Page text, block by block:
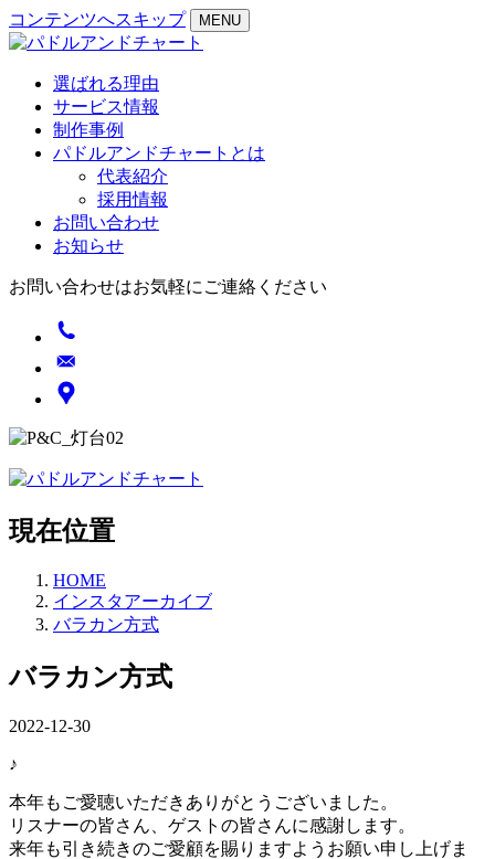
コンテンツへスキップ MENU
選ばれる理由
サービス情報
制作事例
パドルアンドチャートとは
代表紹介
採用情報
お問い合わせ
お知らせ
お問い合わせはお気軽にご連絡ください
現在位置
HOME
インスタアーカイブ
バラカン方式
バラカン方式
2022-12-30
♪
本年もご愛聴いただきありがとうございました。
リスナーの皆さん、ゲストの皆さんに感謝します。
来年も引き続きのご愛顧を賜りますようお願い申し上げま